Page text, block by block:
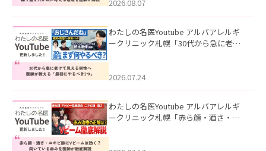
ました。
2026.08.07
わたしの名医Youtube アルバアレルギ
ークリニック札幌「30代から急に老け
た。
2026.07.24
わたしの名医Youtube アルバアレルギ
ークリニック札幌「赤ら顔・酒さ・ニ